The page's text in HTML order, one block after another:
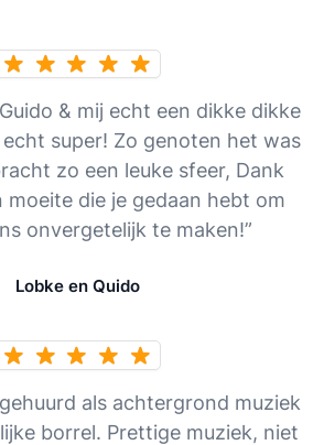
& mij echt een dikke dikke
super! Zo genoten het was
zo een leuke sfeer, Dank
die je gedaan hebt om
onvergetelijk te maken!”
Lobke en Quido
als achtergrond muziek
borrel. Prettige muziek, niet